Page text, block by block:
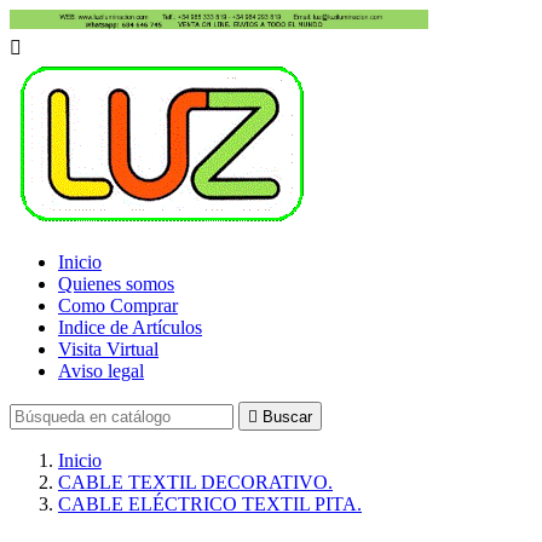

Inicio
Quienes somos
Como Comprar
Indice de Artículos
Visita Virtual
Aviso legal
 Buscar
Inicio
CABLE TEXTIL DECORATIVO.
CABLE ELÉCTRICO TEXTIL PITA.